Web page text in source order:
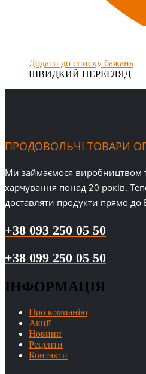
Додати до списку бажань
ШВИДКИЙ ПЕРЕГЛЯД
ПРОДОВОЛЬЧІ ТОВАРИ
Ми займаємося виробництвом
харчування понад 20 років.
доставляти продукти прямо
+38 093 250 05 50
+38 099 250 05 50
ІНФОРМАЦІЯ
Про компанію
Акції
Новини
Рецепти
Контакти